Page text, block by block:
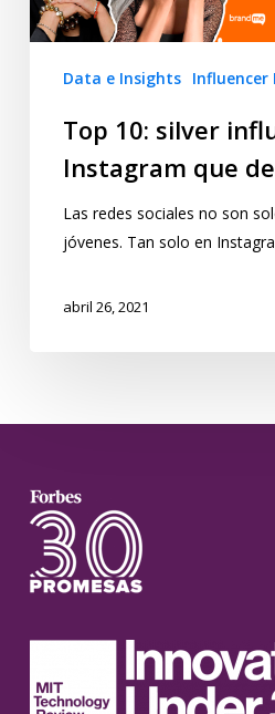
Data e Insights
Top 10: silver
Instagram que
Las redes sociales no son
jóvenes. Tan solo en
abril 26, 2021